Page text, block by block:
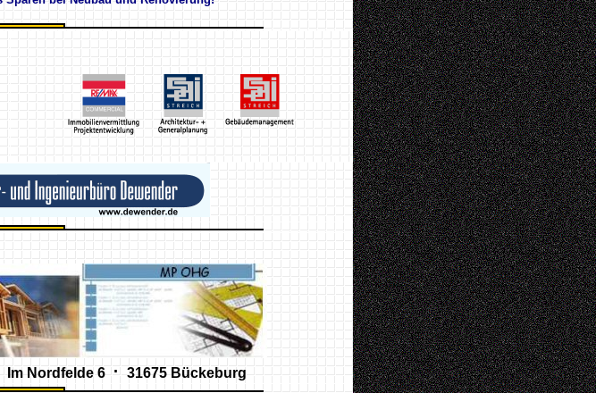
Im Nordfelde 6 .
31675 Bückeburg